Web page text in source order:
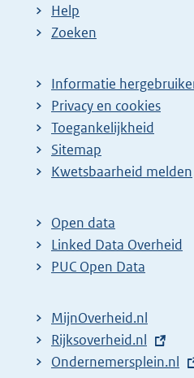
Help
Zoeken
Informatie
Privacy en cookies
Toegankelijkheid
Sitemap
E
t
e
r
l
i
n
Kwetsbaarheid melden
Open data
Linked Data Overheid
PUC Open Data
MijnOverheid.nl
E
x
Rijksoverheid.nl
E
Ondernemersplein.nl